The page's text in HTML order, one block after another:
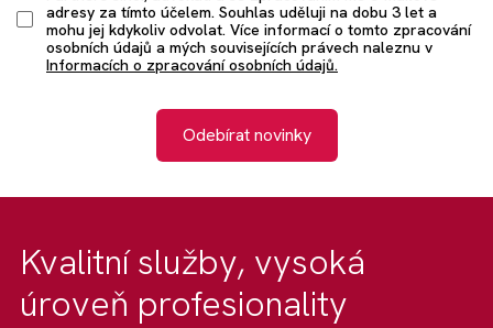
adresy za tímto účelem. Souhlas uděluji na dobu 3 let a
mohu jej kdykoliv odvolat. Více informací o tomto zpracování
osobních údajů a mých souvisejících právech naleznu v
Informacích o zpracování osobních údajů.
Odebírat novinky
Kvalitní služby, vysoká
úroveň profesionality